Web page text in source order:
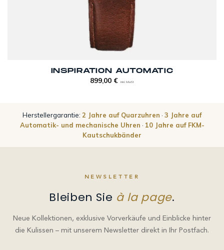
INSPIRATION AUTOMATIC
899,00 € inkl. MwSt
Herstellergarantie: 2 Jahre auf Quarzuhren · 3 Jahre auf
Automatik- und mechanische Uhren · 10 Jahre auf FKM-
Kautschukbänder
NEWSLETTER
Bleiben Sie à la page.
Neue Kollektionen, exklusive Vorverkäufe und Einblicke hinter
die Kulissen – mit unserem Newsletter direkt in Ihr Postfach.